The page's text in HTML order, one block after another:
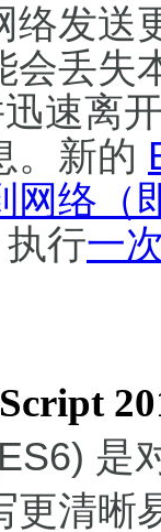
络发送
会丢失
迅速离
。新的
网络（
行一
是
更清晰